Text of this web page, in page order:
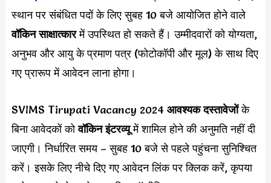
स्थान पर संबंधित पदों के लिए सुबह 10 बजे आयोजित होने वाले
वॉकिन साक्षात्कारमें उपस्थित हो सकते हैं। उम्मीदवारों को योग्यता,
अनुभव और आयु के प्रमाण पत्र (फोटोकॉपी और मूल) के साथ दिए
गए प्रारूप में आवेदन लाना होगा।
SVIMS Tirupati Vacancy 2024 आवश्यक दस्तावेजोंके
बिना आवेदकों कोवॉकिन इंटरव्यूमें शामिल होने की अनुमति नहीं दी
जाएगी। निर्धारित समय – सुबह 10 बजे से पहले पहुंचना सुनिश्चित
करें। इसके लिए नीचे दिए गए आवेदन लिंक पर क्लिक करें, कृपया